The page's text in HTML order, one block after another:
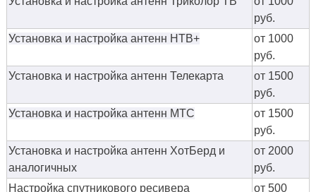
руб.
Установка и настройка антенн НТВ+
от 1000
руб.
Установка и настройка антенн Телекарта
от 1500
руб.
Установка и настройка антенн МТС
от 1500
руб.
Установка и настройка антенн ХотБерд и
аналогичных
от 2000
руб.
Настройка спутникового ресивера
от 500